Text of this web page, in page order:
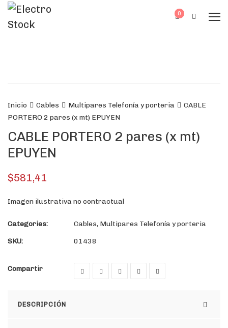
0
Inicio Cables Multipares Telefonía y porteria
CABLE
PORTERO 2 pares (x mt) EPUYEN
CABLE PORTERO 2 pares (x mt)
EPUYEN
$581,41
Imagen ilustrativa no contractual
Categories: Cables, Multipares Telefonía y porteria
SKU:
01438
Compartir
DESCRIPCIÓN